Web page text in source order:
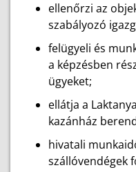
ellenőrzi az
szabályozó
felügyeli és
a képzésben
ügyeket;
ellátja a
kazánház
hivatali
szállóvendégek